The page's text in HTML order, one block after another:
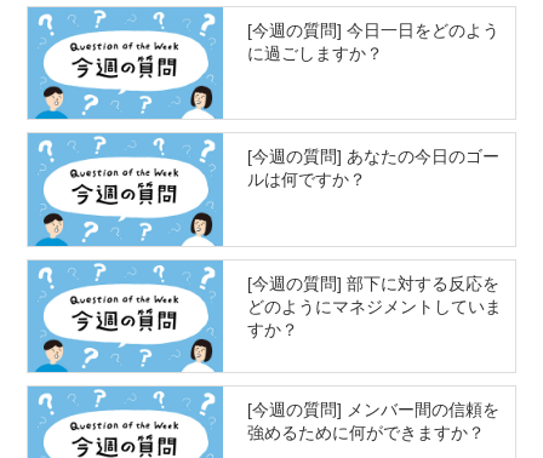
[今週の質問] 今日一日をどのよう
に過ごしますか？
[今週の質問] あなたの今日のゴー
ルは何ですか？
[今週の質問] 部下に対する反応を
どのようにマネジメントしていま
すか？
[今週の質問] メンバー間の信頼を
強めるために何ができますか？